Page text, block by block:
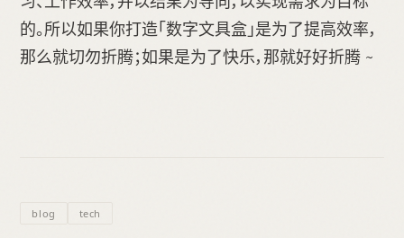
的。所以如果你打造「数字文具盒」是为了提高效率，
那么就切勿折腾；如果是为了快乐，那就好好折腾 ~
blog tech